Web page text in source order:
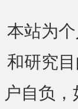
本站为
和研究
户自负